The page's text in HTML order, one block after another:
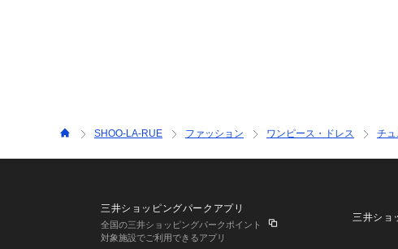
SHOO-LA-RUE ファッション ワンピース・ドレス チュ
三井ショッピングパークアプリ
全国の三井ショッピングパークポイント
対象施設でご利用できるアプリ
三井ショ